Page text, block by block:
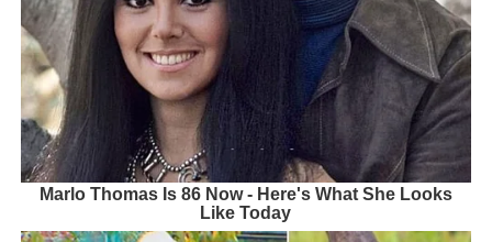
Marlo Thomas Is 86 Now - Here's What She Looks
Like Today